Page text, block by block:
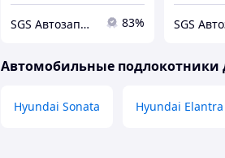
SGS Автозапчастини 83%
Автомобильные подлокотники
Hyundai Sonata Hyundai Elantra